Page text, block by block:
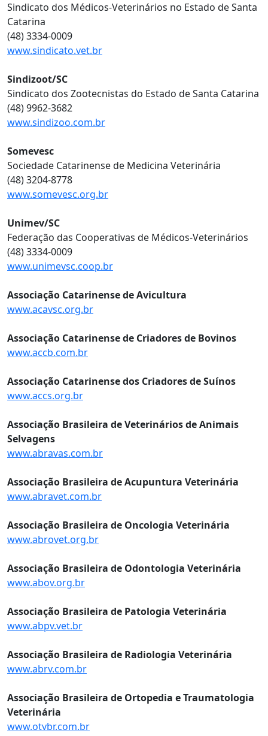
Sindicato dos Médicos-Veterinários no Estado de Santa
Catarina
(48) 3334-0009
www.sindicato.vet.br
Sindizoot/SC
Sindicato dos Zootecnistas do Estado de Santa Catarina
(48) 9962-3682
www.sindizoo.com.br
Somevesc
Sociedade Catarinense de Medicina Veterinária
(48) 3204-8778
www.somevesc.org.br
Unimev/SC
Federação das Cooperativas de Médicos-Veterinários
(48) 3334-0009
www.unimevsc.coop.br
Associação Catarinense de Avicultura
www.acavsc.org.br
Associação Catarinense de Criadores de Bovinos
www.accb.com.br
Associação Catarinense dos Criadores de Suínos
www.accs.org.br
Associação Brasileira de Veterinários de Animais
Selvagens
www.abravas.com.br
Associação Brasileira de Acupuntura Veterinária
www.abravet.com.br
Associação Brasileira de Oncologia Veterinária
www.abrovet.org.br
Associação Brasileira de Odontologia Veterinária
www.abov.org.br
Associação Brasileira de Patologia Veterinária
www.abpv.vet.br
Associação Brasileira de Radiologia Veterinária
www.abrv.com.br
Associação Brasileira de Ortopedia e Traumatologia
Veterinária
www.otvbr.com.br